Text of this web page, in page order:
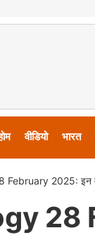
वीडियो भारत
2025: इन दो
28